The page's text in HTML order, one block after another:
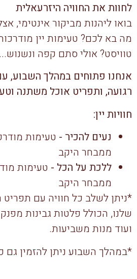
לחוות את החוויה היזרעאלית
בואו ליהנות מביקור אינטימי,
מה בא לכם? טעימות יין
טוויסט? אולי סתם קפה ונשנוש...
אנחנו פתוחים במהלך השבוע,
רגועה, ותפריט אוכל משתנה
חוויות יין:
נעים להכיר -
ממבחר היקב
ללכת על הכל -
ממבחר היקב
*ניתן לשלב כל חוויה עם
שלנו, הכולל פלטות גבינות
ועוד מנות משביעות.
*במהלך השבוע ניתן להזמין גם